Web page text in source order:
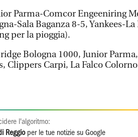
Parma-Comcor Engeeniring
Sala Baganza 8-5, Yankees-
per la pioggia).
Bologna 1000, Junior
Clippers Carpi, La Falco
l'algoritmo:
Reggioper le tue notizie su Google